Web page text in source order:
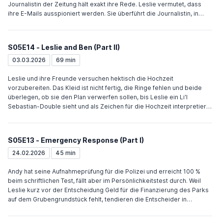
stimmt er der Samenspende zu.
Journalistin der Zeitung hält exakt ihre Rede. Leslie vermutet, dass
ihre E-Mails ausspioniert werden. Sie überführt die Journalistin, in
Pressekonferenz nutzt. Ben tritt seine neue Stelle bei der Sweetums
Wohltätigkeitsorganisation auswählen. Andy hilft dabei und kann sich
erstmals seit der Ablehnung bei der Polizei für etwas begeistern. Ben
Foundation zugunsten der Wohltätigkeit zu kürzen und Andy als seinen
Assistenten einzustellen. Ann will Chris fragen, ob er als
Samenspender der Vater ihres Kindes wird. Nachdem sie sich
mehrere Male nicht traut, fragt sie schließlich. Chris erbittet sich
S05E14 - Leslie and Ben (Part II)
03.03.2026 69 min
Leslie und ihre Freunde versuchen hektisch die Hochzeit
vorzubereiten. Das Kleid ist nicht fertig, die Ringe fehlen und beide
überlegen, ob sie den Plan verwerfen sollen, bis Leslie ein Li'l
Sebastian-Double sieht und als Zeichen für die Hochzeit interpretiert.
Brautkleid mit Zeitungsausschnitten von Leslies Karriere. Ratsherr
Ron Leslie zum Altar führt. Als Jamm sich weigert, die Hochzeit zu
verlassen und Ron angreift, schlägt dieser ihn. Beide werden
Kaution frei. Ann lockt Leslie ins Büro, wo alle warten. Donna singt. Tom
und Jerry vollziehen die Trauung. Andy erfährt, dass er durch die
Aufnahmeprüfung gefallen ist.
S05E13 - Emergency Response (Part I)
24.02.2026 45 min
Andy hat seine Aufnahmeprüfung für die Polizei und erreicht 100 %
beim schriftlichen Test, fällt aber im Persönlichkeitstest durch. Weil
Leslie kurz vor der Entscheidung Geld für die Finanzierung des Parks
auf dem Grubengrundstück fehlt, tendieren die Entscheider in
Leslie eine Spendengala. Leslie wird wegen einer Katastrophenübung